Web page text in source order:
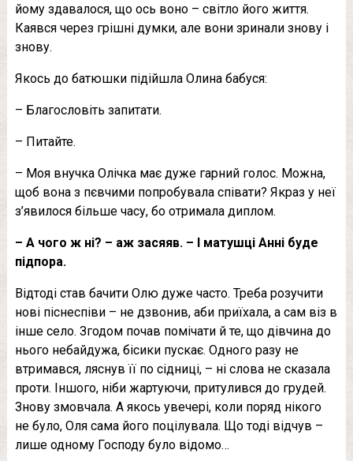
йому здавалося, що ось воно – світло його життя.
Каявся через грішні думки, але вони зринали знову і
знову.
Якось до батюшки підійшла Олина бабуся:
– Благословіть запитати.
– Питайте.
– Моя внучка Олічка має дуже гарний голос. Можна,
щоб вона з пєвчими попробувала співати? Якраз у неї
з’явилося більше часу, бо отримала диплом.
– А чого ж ні? – аж засяяв. – І матушці Анні буде
підпора.
Відтоді став бачити Олю дуже часто. Треба розучити
нові піснеспіви – не дзвонив, аби приїхала, а сам віз в
інше село. Згодом почав помічати й те, що дівчина до
нього небайдужа, бiсики пускає. Одного разу не
втримався, ляснув її по сiдниці, – ні слова не сказала
проти. Іншого, ніби жартуючи, притулився до грyдей.
Знову змовчала. А якось увечері, коли поряд нікого
не було, Оля сама його поцілувала. Що тоді відчув –
лише одному Господу було відомо…